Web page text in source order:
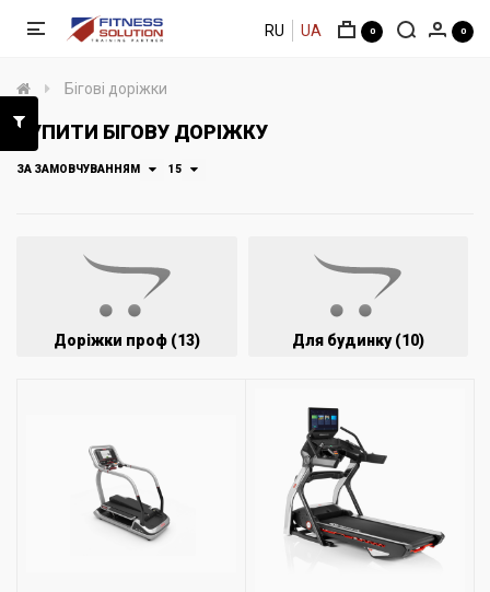
RU UA 0 0
Бігові доріжки
КУПИТИ БІГОВУ ДОРІЖКУ
ЗА ЗАМОВЧУВАННЯМ 15
Доріжки проф (13) Для будинку (10)